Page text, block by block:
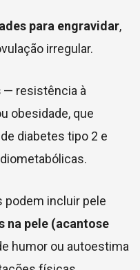
para engravidar,
irregular.
— resistência à
obesidade, que
diabetes tipo 2 e
podem incluir pele
na pele (acantose
humor ou autoestima